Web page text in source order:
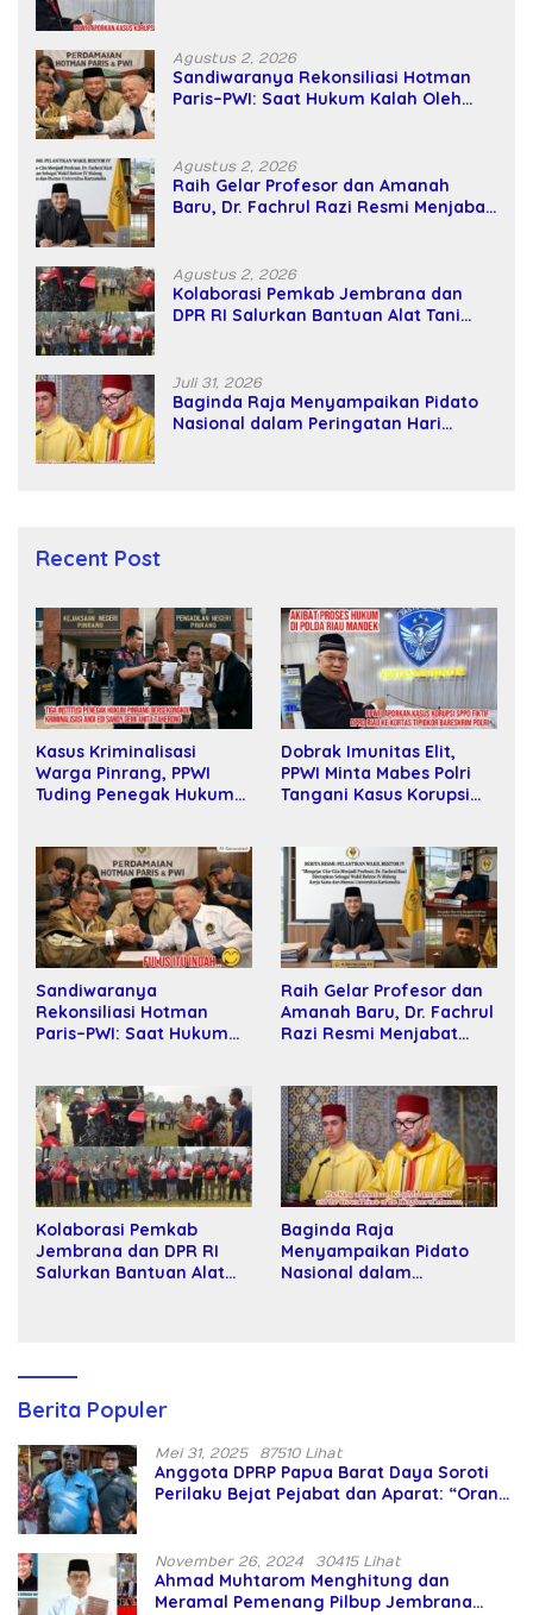
Agustus 2, 2026
Sandiwaranya Rekonsiliasi Hotman
Paris–PWI: Saat Hukum Kalah Oleh
Agustus 2, 2026
Raih Gelar Profesor dan Amanah
Baru, Dr. Fachrul Razi Resmi Menjabat
Agustus 2, 2026
Kolaborasi Pemkab Jembrana dan
DPR RI Salurkan Bantuan Alat Tani
Juli 31, 2026
Baginda Raja Menyampaikan Pidato
Nasional dalam Peringatan Hari
Recent Post
Kasus Kriminalisasi
Warga Pinrang, PPWI
Tuding Penegak Hukum
Dobrak Imunitas Elit,
PPWI Minta Mabes Polri
Tangani Kasus Korupsi
Sandiwaranya
Rekonsiliasi Hotman
Paris–PWI: Saat Hukum
Raih Gelar Profesor dan
Amanah Baru, Dr. Fachrul
Razi Resmi Menjabat
Kolaborasi Pemkab
Jembrana dan DPR RI
Salurkan Bantuan Alat
Baginda Raja
Menyampaikan Pidato
Nasional dalam
Berita Populer
Mei 31, 2025 87510 Lihat
Anggota DPRP Papua Barat Daya Soroti
Perilaku Bejat Pejabat dan Aparat: “Orang
November 26, 2024 30415 Lihat
Ahmad Muhtarom Menghitung dan
Meramal Pemenang Pilbup Jembrana